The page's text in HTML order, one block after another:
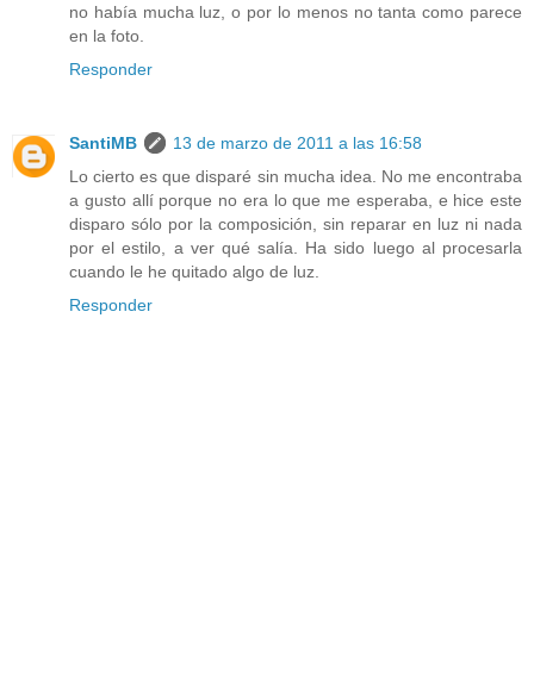
no había mucha luz, o por lo menos no tanta como parece
en la foto.
Responder
SantiMB
13 de marzo de 2011 a las 16:58
Lo cierto es que disparé sin mucha idea. No me encontraba
a gusto allí porque no era lo que me esperaba, e hice este
disparo sólo por la composición, sin reparar en luz ni nada
por el estilo, a ver qué salía. Ha sido luego al procesarla
cuando le he quitado algo de luz.
Responder